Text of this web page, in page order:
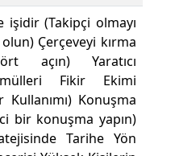
işidir (Takipçi olmayı
Çerçeveyi kırma
açın) Yaratıcı
Fikir Ekimi
Konuşma
bir konuşma yapın)
Tarihe Yön